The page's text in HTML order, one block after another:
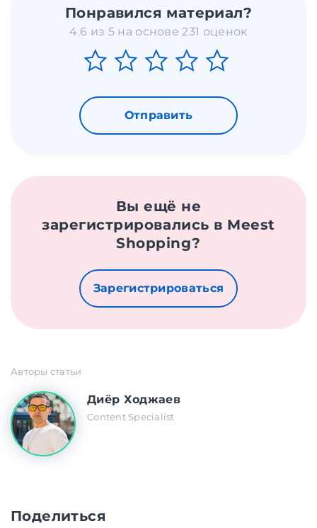
Понравился материал?
4.6 из 5 на основе 231 оценок
Отправить
Вы ещё не
зарегистрировались в Meest
Shopping?
Зарегистрироваться
Авторы статьи
Диёр Ходжаев
Content Specialist
Поделиться